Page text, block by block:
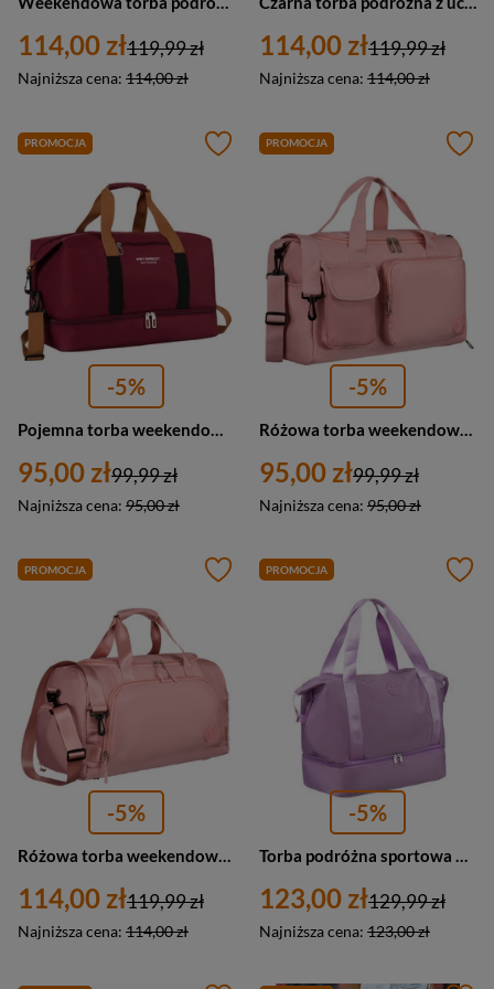
114,00 zł
Najniższa cena: 114,00 zł
119,99 zł 114,00 zł
Najniższa cena: 114,00 zł
119,99 zł
PROMOCJA
-5%
95,00 zł
Najniższa cena: 95,00 zł
99,99 zł
PROMOCJA
-5%
95,00 zł
Najniższa cena: 95,00 zł
99,99 zł
PROMOCJA
-5%
Różowa torba weekendowo-podróżna z komorą boczną na buty - Peterson
114,00 zł
Najniższa cena: 114,00 zł
119,99 zł
PROMOCJA
-5%
Torba podróżna sportowa fioletowa z elastyczną komorą - Peterson 23033
123,00 zł
Najniższa cena: 123,00 zł
129,99 zł